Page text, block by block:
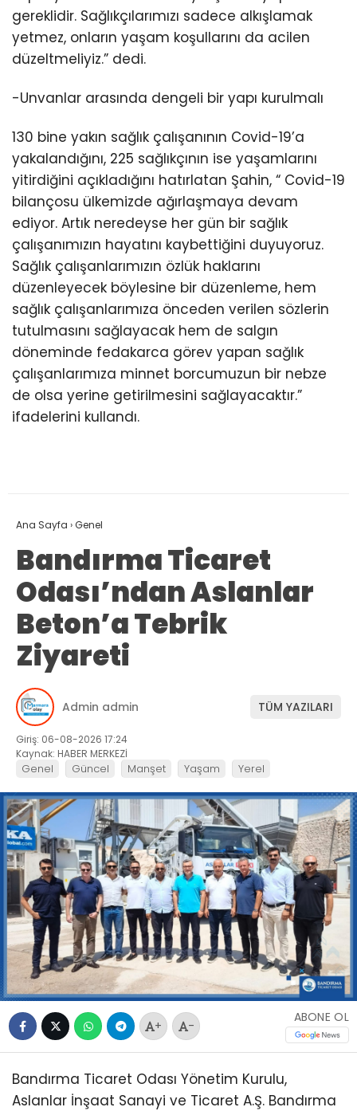
gereklidir. Sağlıkçılarımızı sadece alkışlamak
yetmez, onların yaşam koşullarını da acilen
düzeltmeliyiz.” dedi.
-Unvanlar arasında dengeli bir yapı kurulmalı
130 bine yakın sağlık çalışanının Covid-19’a
yakalandığını, 225 sağlıkçının ise yaşamlarını
yitirdiğini açıkladığını hatırlatan Şahin, “ Covid-19
bilançosu ülkemizde ağırlaşmaya devam
ediyor. Artık neredeyse her gün bir sağlık
çalışanımızın hayatını kaybettiğini duyuyoruz.
Sağlık çalışanlarımızın özlük haklarını
düzenleyecek böylesine bir düzenleme, hem
sağlık çalışanlarımıza önceden verilen sözlerin
tutulmasını sağlayacak hem de salgın
döneminde fedakarca görev yapan sağlık
çalışanlarımıza minnet borcumuzun bir nebze
de olsa yerine getirilmesini sağlayacaktır.”
ifadelerini kullandı.
Ana Sayfa ›Genel
Bandırma Ticaret
Odası’ndan Aslanlar
Beton’a Tebrik
Ziyareti
Admin admin TÜM YAZILARI
Giriş: 06-08-2026 17:24
Kaynak: HABER MERKEZİ
Genel Güncel Manşet Yaşam Yerel
+ -
ABONE OL
Bandırma Ticaret Odası Yönetim Kurulu,
Aslanlar İnşaat Sanayi ve Ticaret A.Ş. Bandırma